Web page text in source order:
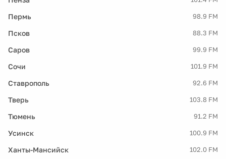
Пермь 98.9 FM
Псков 88.3 FM
Саров 99.9 FM
Сочи 101.9 FM
Ставрополь 92.6 FM
Тверь 103.8 FM
Тюмень 91.2 FM
Усинск 100.9 FM
Ханты-Мансийск 102.0 FM